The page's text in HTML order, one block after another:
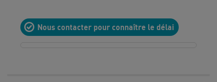
10Nous contacter pour connaître le délai